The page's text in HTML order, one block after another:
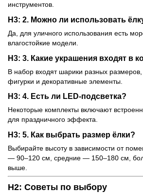
инструментов.
H3: 2. Можно ли использовать
Да, для уличного использования есть
влагостойкие модели.
H3: 3. Какие украшения входят в
В набор входят шарики разных
фигурки и декоративные элементы.
H3: 4. Есть ли LED-подсветка?
Некоторые комплекты включают
для праздничного эффекта.
H3: 5. Как выбрать размер ёлки?
Выбирайте высоту в зависимости от
— 90–120 см, средние — 150–180 см,
выше.
H2: Советы по выбору